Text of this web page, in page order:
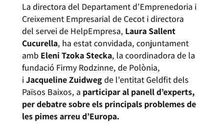
La directora del Departament d’Emprenedoria i
Creixement Empresarial de Cecot i directora
del servei de HelpEmpresa, Laura Sallent
Cucurella, ha estat convidada, conjuntament
amb Eleni Tzoka Stecka, la coordinadora de la
fundació Firmy Rodzinne, de Polònia,
iJacqueline Zuidwegde l’entitat Geldfit dels
Països Baixos, a participar al panell d’experts,
per debatre sobre els principals problemes de
les pimes arreu d’Europa.